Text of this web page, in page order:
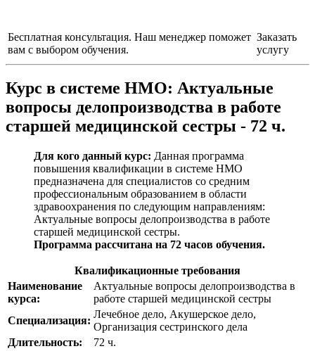
Бесплатная консультация. Наш менеджер поможет
вам с выбором обучения.
Заказать
услугу
Курс в системе НМО: Актуальные
вопросы делопроизводства в работе
старшей медицинской сестры - 72 ч.
Для кого данный курс: Данная программа
повышения квалификации в системе НМО
предназначена для специалистов со средним
профессиональным образованием в области
здравоохранения по следующим направлениям:
Актуальные вопросы делопроизводства в работе
старшей медицинской сестры.
Программа рассчитана на 72 часов обучения.
Квалификационные требования
Наименование
курса:
Актуальные вопросы делопроизводства в
работе старшей медицинской сестры
Специализация:
Лечебное дело, Акушерское дело,
Организация сестринского дела
Длительность:
72 ч.